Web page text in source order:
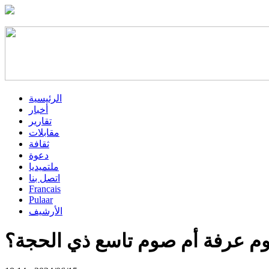
الرئيسية
أخبار
تقارير
مقابلات
ثقافة
دعوة
ملتميديا
اتصل بنا
Francais
Pulaar
الأرشيف
عرفة أم صوم تاسع ذي الحجة؟